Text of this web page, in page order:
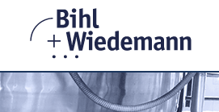
springen